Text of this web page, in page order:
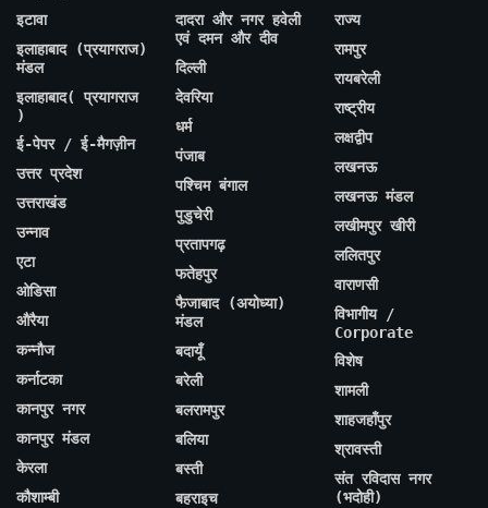
इटावा
इलाहाबाद (प्रयागराज)
मंडल
इलाहाबाद( प्रयागराज
)
ई-पेपर / ई-मैगज़ीन
उत्तर प्रदेश
उत्तराखंड
उन्नाव
एटा
ओडिसा
औरैया
कन्नौज
कर्नाटका
कानपुर नगर
कानपुर मंडल
केरला
कौशाम्बी
दादरा और नगर हवेली
एवं दमन और दीव
दिल्ली
देवरिया
धर्म
पंजाब
पश्चिम बंगाल
पुडुचेरी
प्रतापगढ़
फतेहपुर
फैजाबाद (अयोध्या)
मंडल
बदायूँ
बरेली
बलरामपुर
बलिया
बस्ती
बहराइच
राज्य
रामपुर
रायबरेली
राष्ट्रीय
लक्षद्वीप
लखनऊ
लखनऊ मंडल
लखीमपुर खीरी
ललितपुर
वाराणसी
विभागीय /
Corporate
विशेष
शामली
शाहजहाँपुर
श्रावस्ती
संत रविदास नगर
(भदोही)